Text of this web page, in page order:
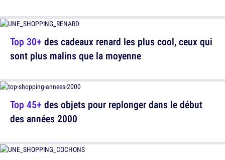
Top 45+ des objets pour replonger dans le début
des années 2000
Top 30+ des cadeaux renard les plus cool, ceux qui
sont plus malins que la moyenne